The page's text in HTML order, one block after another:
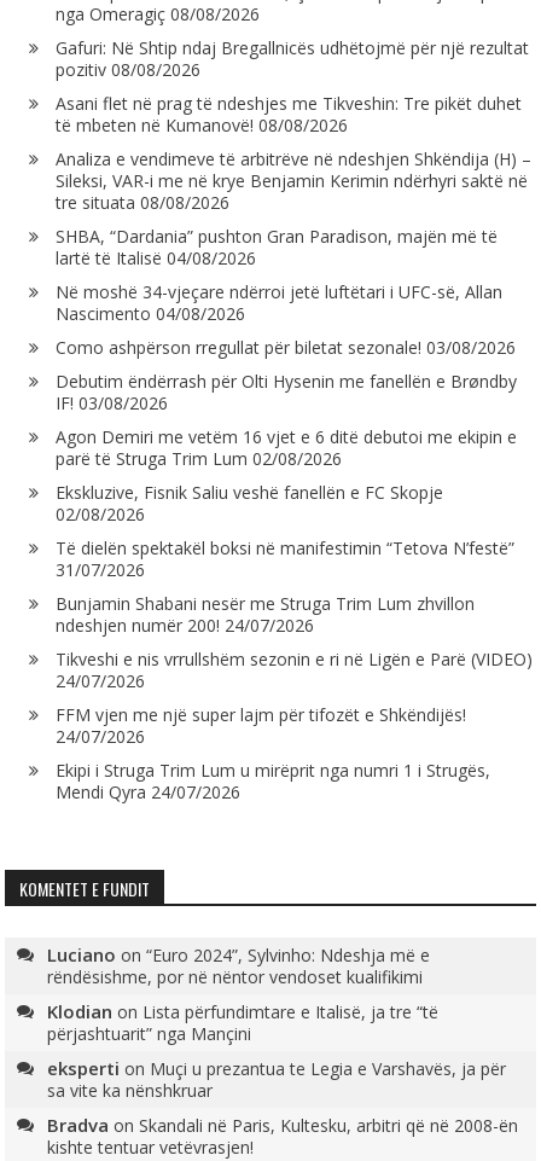
nga Omeragiç 08/08/2026
Gafuri: Në Shtip ndaj Bregallnicës udhëtojmë për një rezultat
pozitiv 08/08/2026
Asani flet në prag të ndeshjes me Tikveshin: Tre pikët duhet
të mbeten në Kumanovë! 08/08/2026
Analiza e vendimeve të arbitrëve në ndeshjen Shkëndija (H) –
Sileksi, VAR-i me në krye Benjamin Kerimin ndërhyri saktë në
tre situata 08/08/2026
SHBA, “Dardania” pushton Gran Paradison, majën më të
lartë të Italisë 04/08/2026
Në moshë 34-vjeçare ndërroi jetë luftëtari i UFC-së, Allan
Nascimento 04/08/2026
Como ashpërson rregullat për biletat sezonale! 03/08/2026
Debutim ëndërrash për Olti Hysenin me fanellën e Brøndby
IF! 03/08/2026
Agon Demiri me vetëm 16 vjet e 6 ditë debutoi me ekipin e
parë të Struga Trim Lum 02/08/2026
Ekskluzive, Fisnik Saliu veshë fanellën e FC Skopje
02/08/2026
Të dielën spektakël boksi në manifestimin “Tetova N’festë”
31/07/2026
Bunjamin Shabani nesër me Struga Trim Lum zhvillon
ndeshjen numër 200! 24/07/2026
Tikveshi e nis vrrullshëm sezonin e ri në Ligën e Parë (VIDEO)
24/07/2026
FFM vjen me një super lajm për tifozët e Shkëndijës!
24/07/2026
Ekipi i Struga Trim Lum u mirëprit nga numri 1 i Strugës,
Mendi Qyra 24/07/2026
KOMENTET E FUNDIT
Luciano on“Euro 2024”, Sylvinho: Ndeshja më e
rëndësishme, por në nëntor vendoset kualifikimi
Klodian on Lista përfundimtare e Italisë, ja tre “të
përjashtuarit” nga Mançini
eksperti on Muçi u prezantua te Legia e Varshavës, ja për
sa vite ka nënshkruar
Bradva onSkandali në Paris, Kultesku, arbitri që në 2008-ën
kishte tentuar vetëvrasjen!